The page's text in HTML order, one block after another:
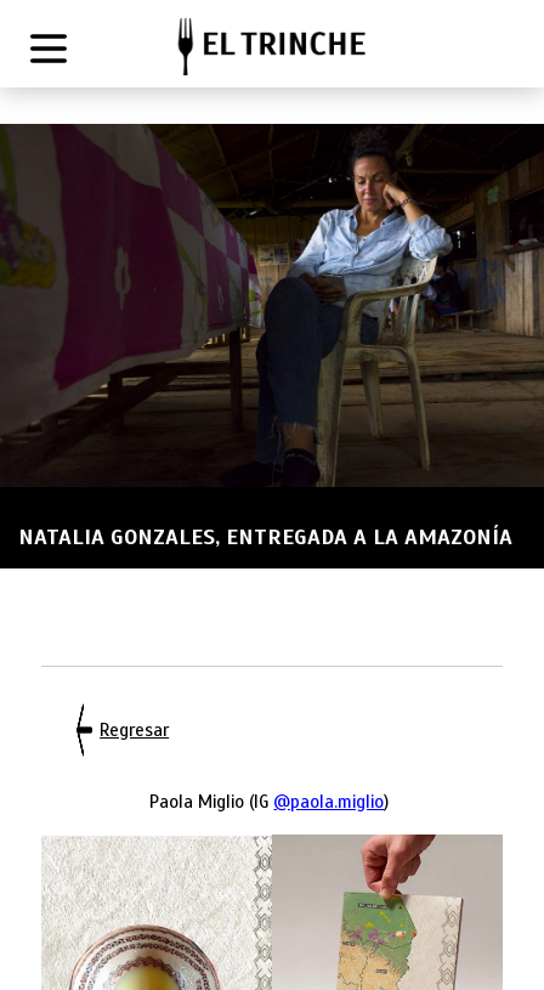
NATALIA GONZALES, ENTREGADA A LA AMAZONÍA
Regresar
Paola Miglio (IG @paola.miglio)